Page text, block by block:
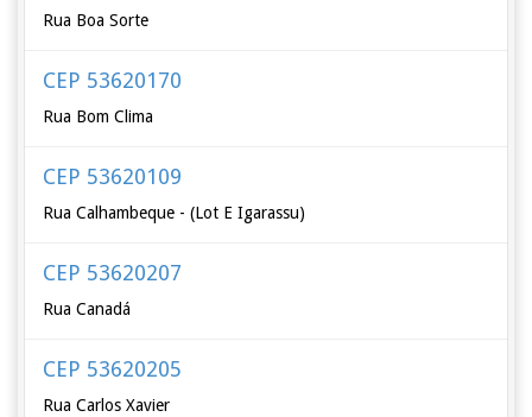
Rua Boa Sorte
CEP 53620170
Rua Bom Clima
CEP 53620109
Rua Calhambeque - (Lot E Igarassu)
CEP 53620207
Rua Canadá
CEP 53620205
Rua Carlos Xavier